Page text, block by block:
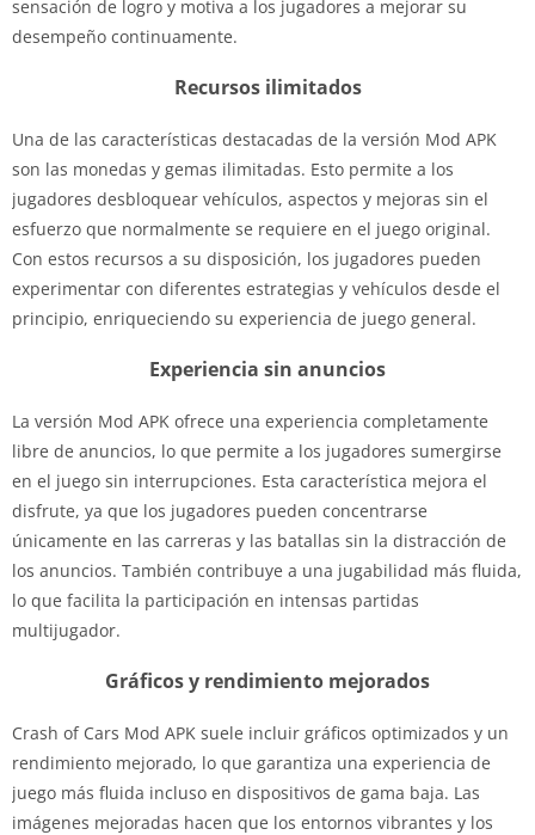
sensación de logro y motiva a los jugadores a mejorar su
desempeño continuamente.
Recursos ilimitados
Una de las características destacadas de la versión Mod APK
son las monedas y gemas ilimitadas. Esto permite a los
jugadores desbloquear vehículos, aspectos y mejoras sin el
esfuerzo que normalmente se requiere en el juego original.
Con estos recursos a su disposición, los jugadores pueden
experimentar con diferentes estrategias y vehículos desde el
principio, enriqueciendo su experiencia de juego general.
Experiencia sin anuncios
La versión Mod APK ofrece una experiencia completamente
libre de anuncios, lo que permite a los jugadores sumergirse
en el juego sin interrupciones. Esta característica mejora el
disfrute, ya que los jugadores pueden concentrarse
únicamente en las carreras y las batallas sin la distracción de
los anuncios. También contribuye a una jugabilidad más fluida,
lo que facilita la participación en intensas partidas
multijugador.
Gráficos y rendimiento mejorados
Crash of Cars Mod APK suele incluir gráficos optimizados y un
rendimiento mejorado, lo que garantiza una experiencia de
juego más fluida incluso en dispositivos de gama baja. Las
imágenes mejoradas hacen que los entornos vibrantes y los